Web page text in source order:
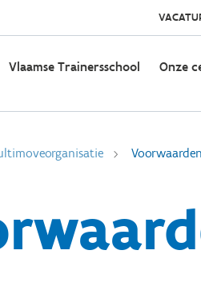
Vlaamse Trainersschool Onze
Voorwaarden